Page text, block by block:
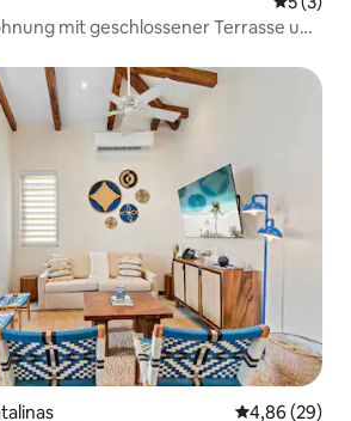
mit geschlossener Terrasse und
4,86 (29)